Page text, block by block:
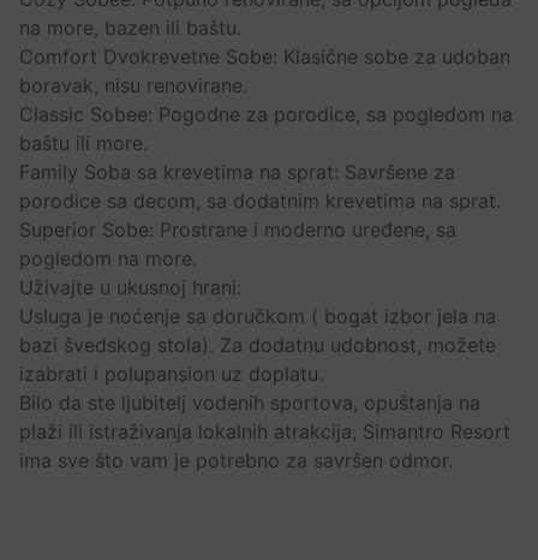
na more, bazen ili baštu.
Comfort Dvokrevetne Sobe: Klasične sobe za udoban
boravak, nisu renovirane.
Classic Sobee: Pogodne za porodice, sa pogledom na
baštu ili more.
Family Soba sa krevetima na sprat: Savršene za
porodice sa decom, sa dodatnim krevetima na sprat.
Superior Sobe: Prostrane i moderno uređene, sa
pogledom na more.
Uživajte u ukusnoj hrani:
Usluga je noćenje sa doručkom ( bogat izbor jela na
bazi švedskog stola). Za dodatnu udobnost, možete
izabrati i polupansion uz doplatu.
Bilo da ste ljubitelj vodenih sportova, opuštanja na
plaži ili istraživanja lokalnih atrakcija, Simantro Resort
ima sve što vam je potrebno za savršen odmor.